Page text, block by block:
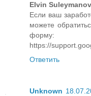
Elvin Suleymanov
Если ваш
можете
форму:
https://
Ответить
Unknown